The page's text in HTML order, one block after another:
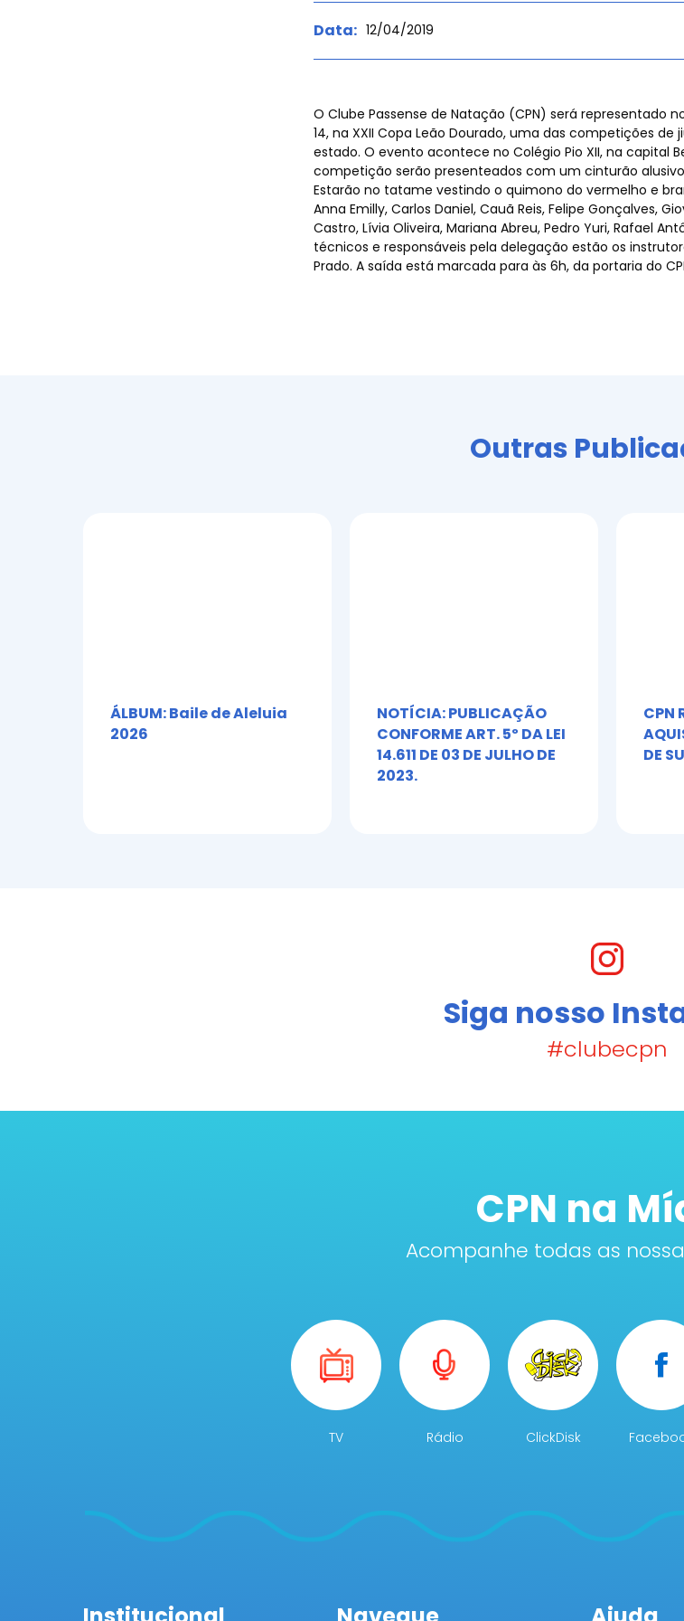
Agenda de
Eventos
Data: 12/04/2019
O Clube Passense de Natação (CPN) será representado
14, na XXII Copa Leão Dourado, uma das competições
estado. O evento acontece no Colégio Pio XII, na capital
competição serão presenteados com um cinturão
Estarão no tatame vestindo o quimono do vermelho e
Anna Emilly, Carlos Daniel, Cauã Reis, Felipe Gonçalves,
Castro, Lívia Oliveira, Mariana Abreu, Pedro Yuri, Rafael
técnicos e responsáveis pela delegação estão os
Prado. A saída está marcada para às 6h, da portaria do
Outras
ÁLBUM: Baile de Aleluia
2026
NOTÍCIA: PUBLICAÇÃO
CONFORME ART. 5º DA LEI
14.611 DE 03 DE JULHO DE
2023.
CPN
DE
Siga nosso
#clubecpn
CPN na
Acompanhe todas as
TV Rádio ClickDisk